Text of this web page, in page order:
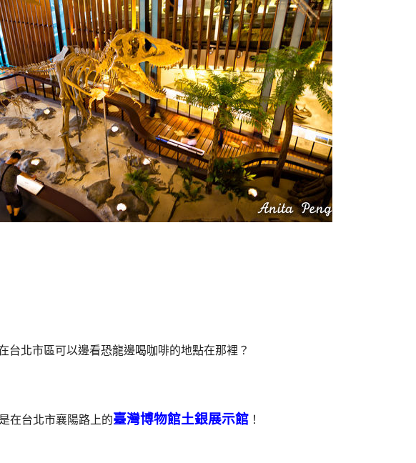
台北市區可以邊看恐龍邊喝咖啡的地點在那裡？
在台北市襄陽路上的臺灣博物館土銀展示館！